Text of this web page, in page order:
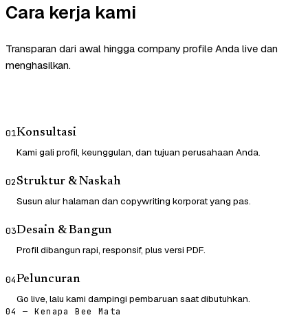
Cara kerja kami
Transparan dari awal hingga company profile Anda live dan
menghasilkan.
01Konsultasi
Kami gali profil, keunggulan, dan tujuan perusahaan Anda.
02Struktur & Naskah
Susun alur halaman dan copywriting korporat yang pas.
03Desain & Bangun
Profil dibangun rapi, responsif, plus versi PDF.
04Peluncuran
Go live, lalu kami dampingi pembaruan saat dibutuhkan.
04 — Kenapa Bee Mata